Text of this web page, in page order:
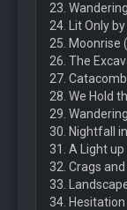
23.
24. Lit Only
25. Moonrise
26. The
27.
28. We Hold
29.
30. Nightfall
31. A Light
32. Crags
33.
34.